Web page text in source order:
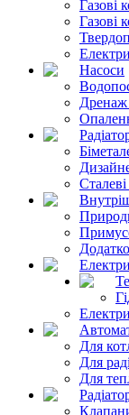
Газові
Газові
Насоси
Дренаж
Для
Для
Для